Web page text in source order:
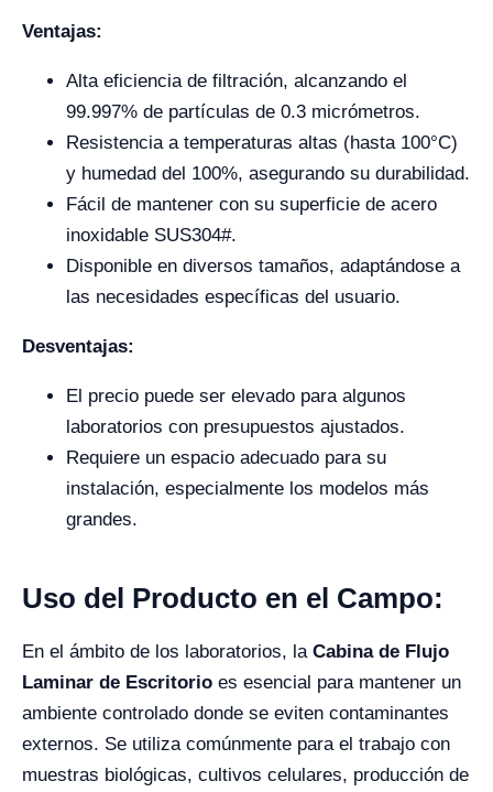
Ventajas:
Alta eficiencia de filtración, alcanzando el
99.997% de partículas de 0.3 micrómetros.
Resistencia a temperaturas altas (hasta 100°C)
y humedad del 100%, asegurando su durabilidad.
Fácil de mantener con su superficie de acero
inoxidable SUS304#.
Disponible en diversos tamaños, adaptándose a
las necesidades específicas del usuario.
Desventajas:
El precio puede ser elevado para algunos
laboratorios con presupuestos ajustados.
Requiere un espacio adecuado para su
instalación, especialmente los modelos más
grandes.
Uso del Producto en el Campo:
En el ámbito de los laboratorios, la Cabina de Flujo
Laminar de Escritorio es esencial para mantener un
ambiente controlado donde se eviten contaminantes
externos. Se utiliza comúnmente para el trabajo con
muestras biológicas, cultivos celulares, producción de